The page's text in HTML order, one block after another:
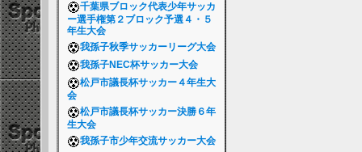
千葉県ブロック代表少年サッカ
ー選手権第２ブロック予選４・５
年生大会
我孫子秋季サッカーリーグ大会
我孫子NEC杯サッカー大会
松戸市議長杯サッカー４年生大
会
松戸市議長杯サッカー決勝６年
生大会
我孫子市少年交流サッカー大会